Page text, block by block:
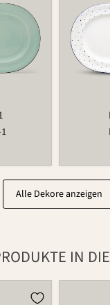
Alle Dekore anzeigen
IN